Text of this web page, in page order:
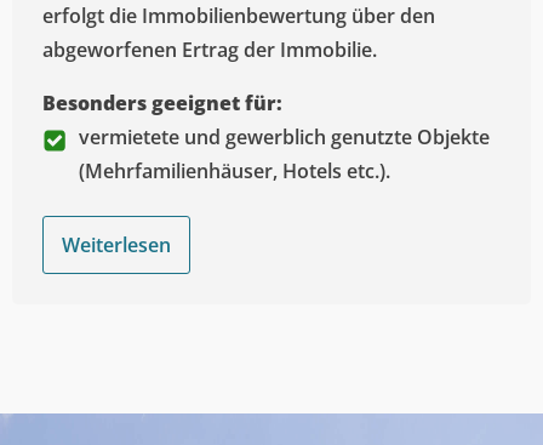
erfolgt die Immobilienbewertung über den
abgeworfenen Ertrag der Immobilie.
Besonders geeignet für:
vermietete und gewerblich genutzte Objekte
(Mehrfamilienhäuser, Hotels etc.).
Weiterlesen